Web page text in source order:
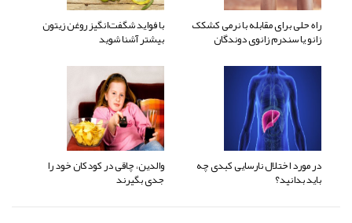
راه حلی برای مقابله با نرمی کشکک
زانو یا سندرم زانوی دوندگان
با فواید شگفت‌انگیز روغن زیتون
بیشتر آشنا شوید
در مورد اختلال نارسایی کبدی چه
باید بدانید؟
والدین، چاقی در کودکان خود را
جدی بگیرند